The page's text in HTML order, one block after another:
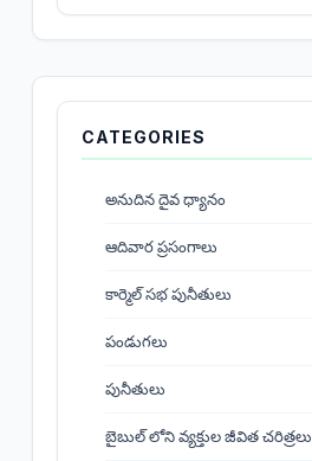
CATEGORIES
అనుదిన దైవ ధ్యానం
ఆదివార ప్రసంగాలు
కార్మెల్ సభ పునీతులు
పండుగలు
పునీతులు
బైబుల్ లోని వ్యక్తుల జీవిత చరిత్రలు